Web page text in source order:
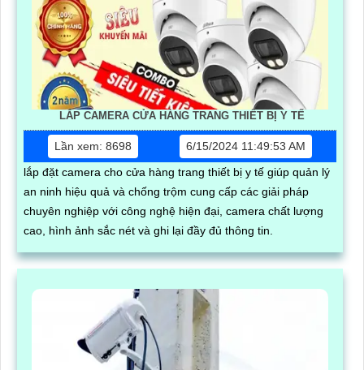
LẮP CAMERA CỬA HÀNG TRANG THIẾT BỊ Y TẾ
Lần xem: 8698
6/15/2024 11:49:53 AM
lắp đặt camera cho cửa hàng trang thiết bị y tế giúp quản lý
an ninh hiệu quả và chống trộm cung cấp các giải pháp
chuyên nghiệp với công nghệ hiện đại, camera chất lượng
cao, hình ảnh sắc nét và ghi lại đầy đủ thông tin.